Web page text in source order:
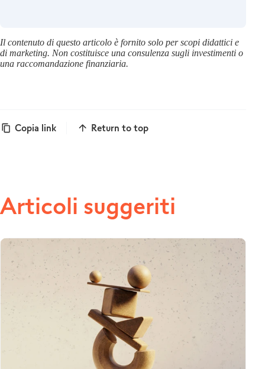
Il contenuto di questo articolo è fornito solo per scopi didattici e
di marketing. Non costituisce una consulenza sugli investimenti o
una raccomandazione finanziaria.
Copia link Return to top
Articoli suggeriti